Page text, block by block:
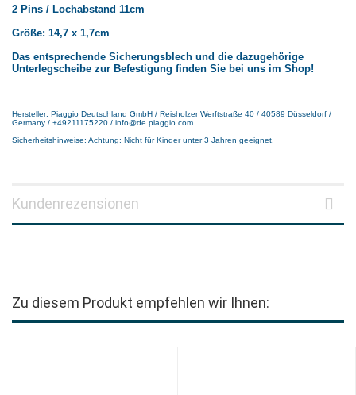
2 Pins / Lochabstand 11cm
Größe: 14,7 x 1,7cm
Das entsprechende Sicherungsblech und die dazugehörige
Unterlegscheibe zur Befestigung finden Sie bei uns im Shop!
Hersteller: Piaggio Deutschland GmbH / Reisholzer Werftstraße 40 / 40589 Düsseldorf /
Germany / +49211175220 / info@de.piaggio.com
Sicherheitshinweise: Achtung: Nicht für Kinder unter 3 Jahren geeignet.
Kundenrezensionen
Zu diesem Produkt empfehlen wir Ihnen: